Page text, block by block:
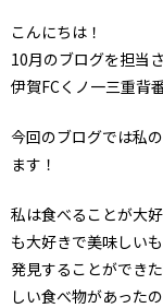
こんにちは！
10月のブログを担当
伊賀FCくノ一三重背
今回のブログでは私
ます！
私は食べることが大
も大好きで美味しい
発見することができ
しい食べ物があった